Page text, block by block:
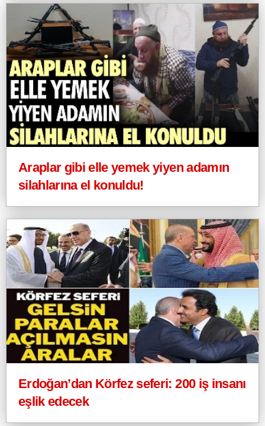
Araplar gibi elle yemek yiyen adamın
silahlarına el konuldu!
Erdoğan’dan Körfez seferi: 200 iş insanı
eşlik edecek